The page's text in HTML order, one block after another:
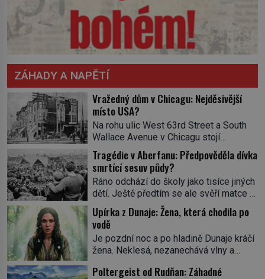
ZÁHADY A NAPĚTÍ
Vražedný dům v Chicagu: Nejděsivější
místo USA?
Na rohu ulic West 63rd Street a South
Wallace Avenue v Chicagu stojí
nenápadná pošta. Nemá žádný speciální
nápis ani pamětní desku. A přesto prý
místní zaměstnanci neradi chodí do
sklepa. Právě tady totiž sídlil sériový
vrah H. H. Holmes a také
nejpropracovanější past na lidi
v dějinách americké kriminalistiky.
Herman Webster Mudgett (1861–1896)
přijíždí […]
Tragédie v Aberfanu: Předpověděla dívka
smrtící sesuv půdy?
Ráno odchází do školy jako tisíce jiných
dětí. Ještě předtím se ale svěří matce s
podivným snem. Ve škole, kterou dobře
zná, tentokrát nevidí budovu ani
spolužáky. Místo nich se před ní tyčí
cosi temného. O několik hodin později je
mrtvá. Mohla devítiletá Zahlédla vlastní
osud? Dne 21. října 1966 se velšská
vesnice Aberfan […]
Upírka z Dunaje: Žena, která chodila po
vodě
Je pozdní noc a po hladině Dunaje kráčí
žena. Neklesá, nezanechává vlny a
pod ní byla dlažbou. Muž, který ji z
Poltergeist od Rudňan: Záhadné